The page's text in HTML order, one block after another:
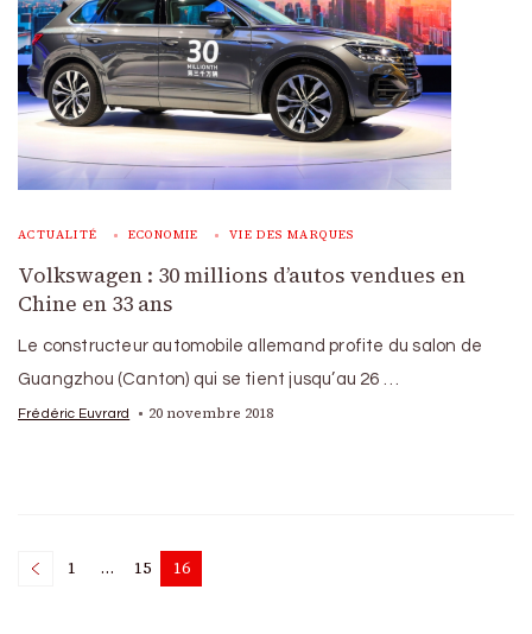
ACTUALITÉ ECONOMIE VIE DES MARQUES
Volkswagen : 30 millions d’autos vendues en
Chine en 33 ans
Le constructeur automobile allemand profite du salon de
Guangzhou (Canton) qui se tient jusqu’au 26 …
Frédéric Euvrard 20 novembre 2018
Posts
Page
1 … Page
15 Page
16